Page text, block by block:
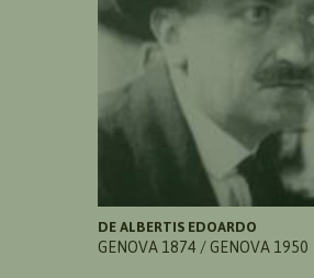
DE ALBERTIS EDOARDO
GENOVA 1874 / GENOVA 1950